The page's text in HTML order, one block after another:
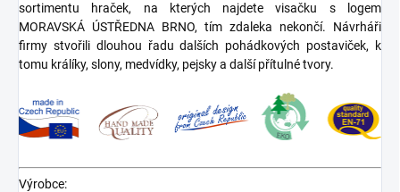
sortimentu hraček, na kterých najdete visačku s logem
MORAVSKÁ ÚSTŘEDNA BRNO, tím zdaleka nekončí. Návrháři
firmy stvořili dlouhou řadu dalších pohádkových postaviček, k
tomu králíky, slony, medvídky, pejsky a další přítulné tvory.
Výrobce: